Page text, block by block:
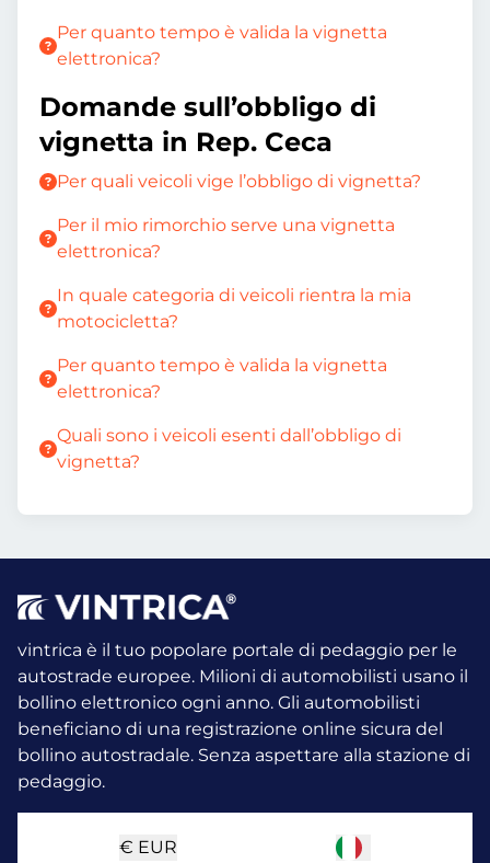
Per quanto tempo è valida la vignetta
elettronica?
Domande sull’obbligo di
vignetta in Rep. Ceca
Per quali veicoli vige l’obbligo di vignetta?
Per il mio rimorchio serve una vignetta
elettronica?
In quale categoria di veicoli rientra la mia
motocicletta?
Per quanto tempo è valida la vignetta
elettronica?
Quali sono i veicoli esenti dall’obbligo di
vignetta?
vintrica è il tuo popolare portale di pedaggio per le
autostrade europee. Milioni di automobilisti usano il
bollino elettronico ogni anno. Gli automobilisti
beneficiano di una registrazione online sicura del
bollino autostradale. Senza aspettare alla stazione di
pedaggio.
€ EUR